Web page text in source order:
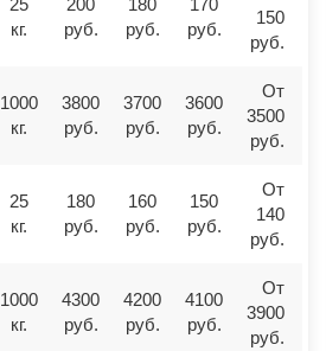
25
кг.
200
руб.
180
руб.
170
руб.
150
руб.
1000
кг.
3800
руб.
3700
руб.
3600
руб.
От
3500
руб.
25
кг.
180
руб.
160
руб.
150
руб.
От
140
руб.
1000
кг.
4300
руб.
4200
руб.
4100
руб.
От
3900
руб.